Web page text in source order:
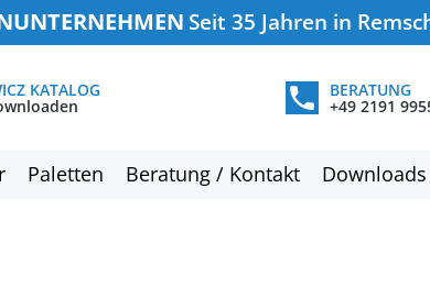
Seit 35 Jahren in
KATALOG BERATUNG
+49 2191
Paletten Beratung / Kontakt Downloads